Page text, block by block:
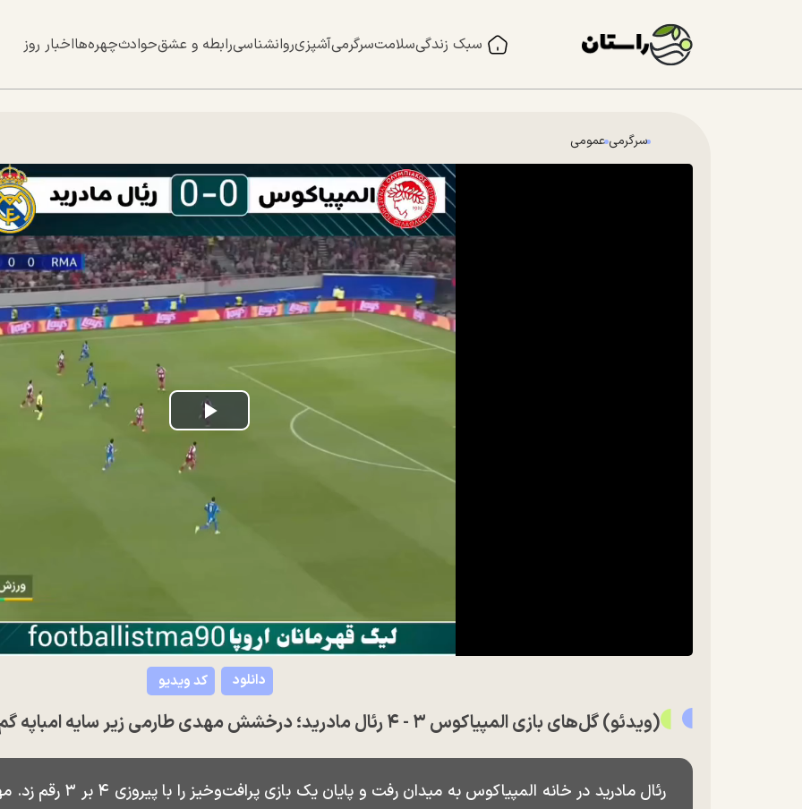
سبک زندگیسلامتسرگرمیآشپزیروانشناسیرابطه و عشقحوادثچهره‌هااخبار روز
سرگرمی عمومی
Play
Video
کد ویدیو دانلود
(ویدئو) گل‌های بازی المپیاکوس ۳ - ۴ رئال مادرید؛ درخشش مهدی طارمی زیر سایه امباپه گم شد
رئال مادرید در خانه